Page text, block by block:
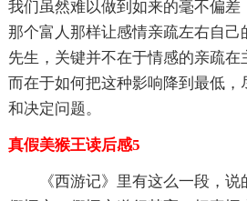
我们虽然难以做到如来的毫不偏差
那个富人那样让感情亲疏左右自
先生，关键并不在于情感的亲疏在
而在于如何把这种影响降到最低，
和决定问题。
真假美猴王读后感5
《西游记》里有这么一段，